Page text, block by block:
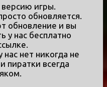
игры.
обновляется.
обновление и вы
у нас бесплатно
нет никогда не
пиратки всегда